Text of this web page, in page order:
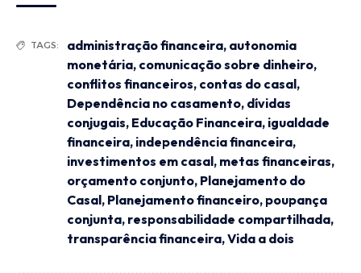
TAGS: administração financeira, autonomia
monetária, comunicação sobre dinheiro,
conflitos financeiros, contas do casal,
Dependência no casamento, dívidas
conjugais, Educação Financeira, igualdade
financeira, independência financeira,
investimentos em casal, metas financeiras,
orçamento conjunto, Planejamento do
Casal, Planejamento financeiro, poupança
conjunta, responsabilidade compartilhada,
transparência financeira,Vida a dois